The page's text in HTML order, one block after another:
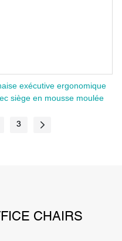
exécutive ergonomique
siège en mousse moulée
3
CHAIRS